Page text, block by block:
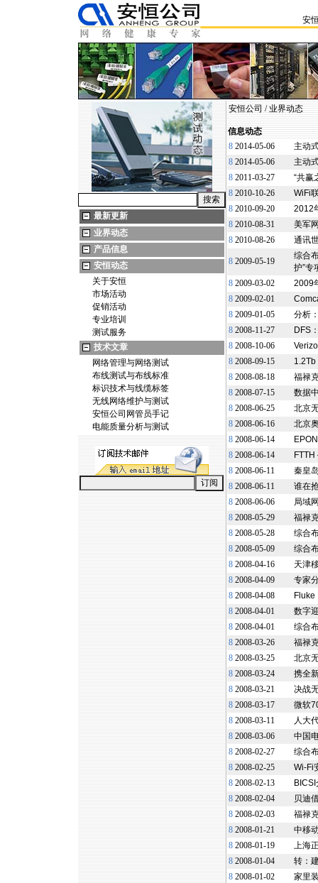
安
最新更新
业界动态
产品信息
安恒动态
关于安恒
市场活动
促销活动
专业培训
测试服务
技术文章
网络管理与网络测试
布线测试与布线标准
标识技术与线缆标签
无线网络维护与测试
安恒公司网管员手记
电能质量分析与测试
安恒公司 /业界动态
信息动态
8 2014-05-06
主动
8 2014-05-06
主动
8 2011-03-27
“共赢
8 2010-10-26
WiFi
8 2010-09-20
2012
8 2010-08-31
美军
8 2010-08-26 通讯
8 2009-05-19
综合
护”专
8 2009-03-02
2009
8 2009-02-01
8 2009-01-05
分析
8 2008-11-27
DFS
8 2008-10-06
8 2008-09-15
8 2008-08-18
福禄
8 2008-07-15
数据
8 2008-06-25
北京
8 2008-06-16
北京
8 2008-06-14
8 2008-06-14
8 2008-06-11
秦皇
8 2008-06-11
谁在
8 2008-06-06
局域
8 2008-05-29
福禄
8 2008-05-28
综合
8 2008-05-09
综合
8 2008-04-16
天津
8 2008-04-09
专家
8 2008-04-08
Fluke
8 2008-04-01
数字
8 2008-04-01
综合
8 2008-03-26
福禄
8 2008-03-25
北京
8 2008-03-24
携全
8 2008-03-21
决战
8 2008-03-17
微软
8 2008-03-11
人大
8 2008-03-06
中国
8 2008-02-27
综合
8 2008-02-25
Wi-Fi
8 2008-02-13
8 2008-02-04
贝迪
8 2008-02-03
福禄
8 2008-01-21
中移
8 2008-01-19
上海
8 2008-01-04
转：
8 2008-01-02
家里